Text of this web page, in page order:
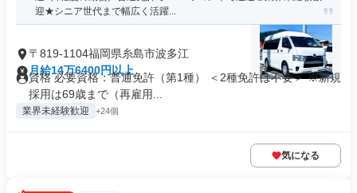
迎★シニア世代まで幅広く活躍...
〒819-1104福岡県糸島市波多江
月給14万6400円以上
資格 必要資格：普通免許（第1種） ＜2種免許は不要＞ ※新規
採用は69歳まで（再雇用...
業界未経験歓迎 +24個
気になる